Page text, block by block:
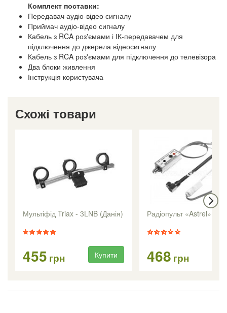
Комплект поставки:
Передавач аудіо-відео сигналу
Приймач аудіо-відео сигналу
Кабель з RCA роз'ємами і ІК-передавачем для
підключення до джерела відеосигналу
Кабель з RCA роз'ємами для підключення до телевізора
Два блоки живлення
Інструкція користувача
Схожі товари
Мультіфід Triax - 3LNB (Данія)
455 грн Купити
Радіопульт «Astrel»
468 грн